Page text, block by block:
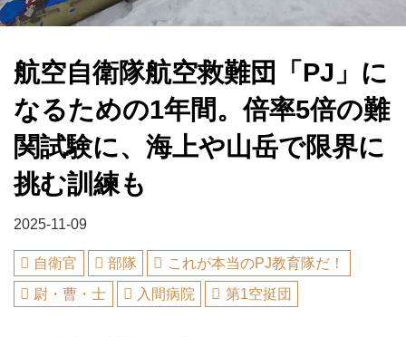
航空自衛隊航空救難団「PJ」に
なるための1年間。倍率5倍の難
関試験に、海上や山岳で限界に
挑む訓練も
2025-11-09
自衛官 部隊
これが本当のPJ教育隊だ！
尉・曹・士
入間病院 第1空挺団